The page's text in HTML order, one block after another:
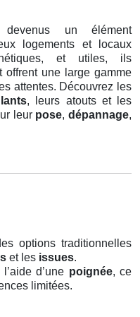
un élément
logements et locaux
et utiles, ils
offrent une large gamme
attentes. Découvrez les
, leurs atouts et les
leur pose,dépannage,
options traditionnelles
et les issues.
d’une poignée, ce
limitées.